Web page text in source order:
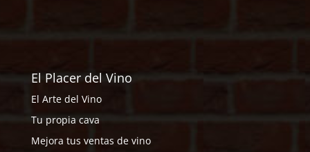
El Placer del Vino
El Arte del Vino
Tu propia cava
Mejora tus ventas de vino